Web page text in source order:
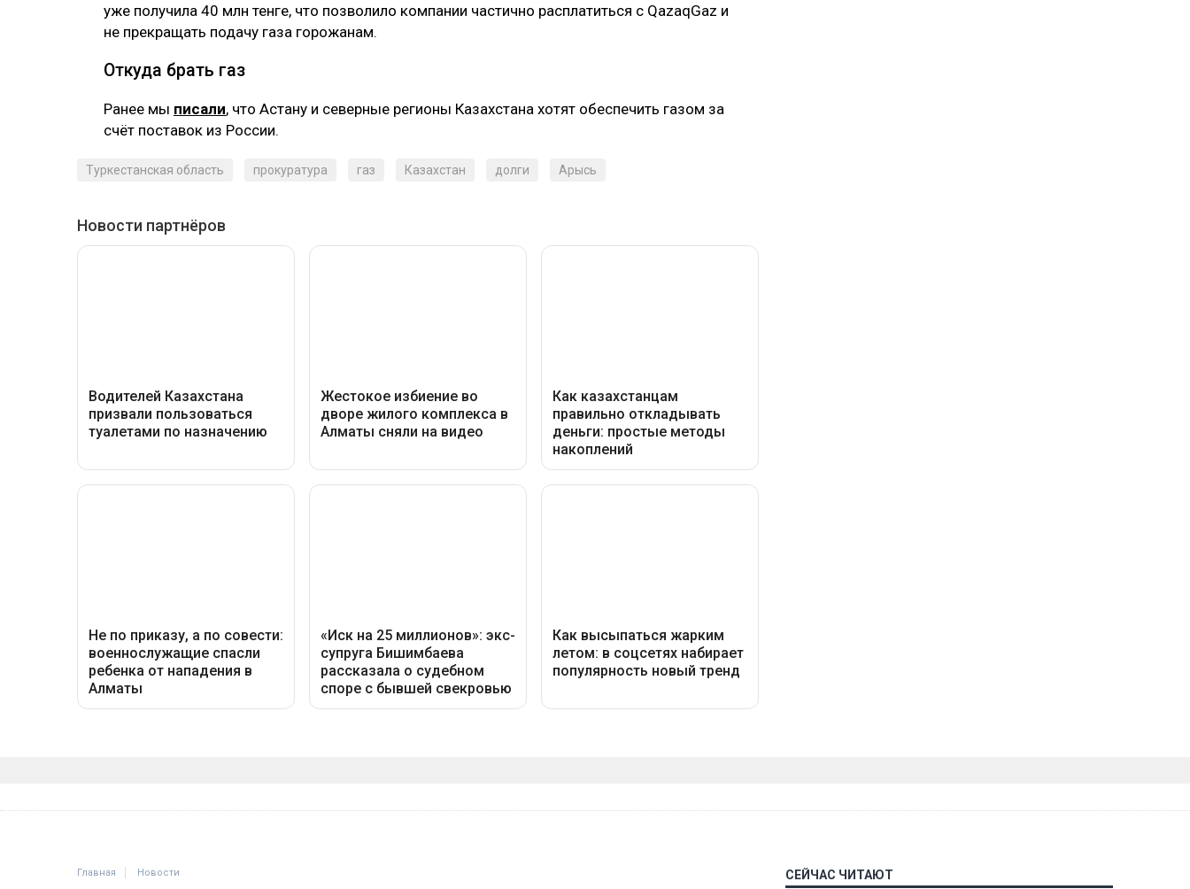
уже получила 40 млн тенге, что позволило компании частично расплатиться с QazaqGaz и
не прекращать подачу газа горожанам.
Откуда брать газ
Ранее мы писали, что Астану и северные регионы Казахстана хотят обеспечить газом за
счёт поставок из России.
Туркестанская область прокуратура газ Казахстан долги Арысь
Главная Новости СЕЙЧАС ЧИТАЮТ